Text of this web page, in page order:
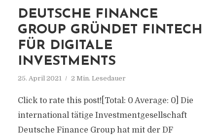
DEUTSCHE FINANCE
GROUP GRÜNDET FINTECH
FÜR DIGITALE
INVESTMENTS
25. April 2021 2 Min. Lesedauer
Click to rate this post![Total: 0 Average: 0] Die
international tätige Investmentgesellschaft
Deutsche Finance Group hat mit der DF